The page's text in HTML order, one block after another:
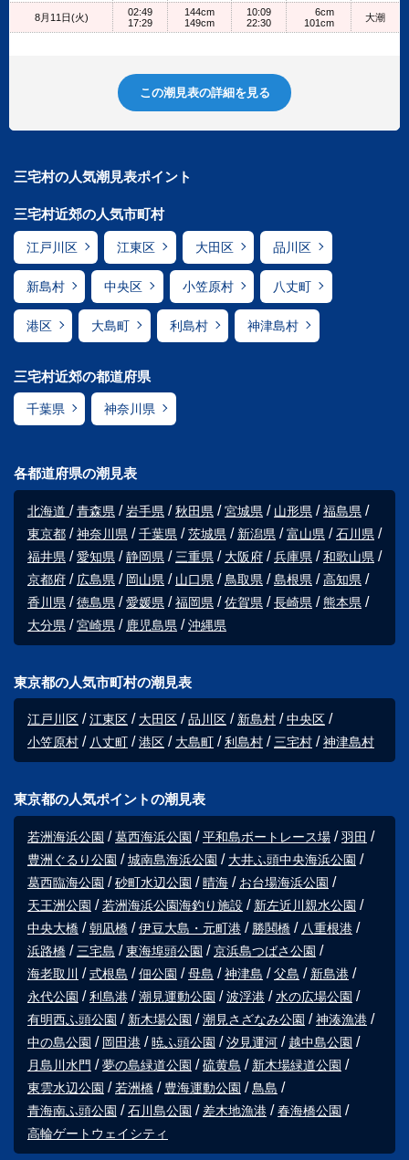
8月11日(火)
02:49
17:29
144cm
149cm
10:09
22:30
6cm
101cm
大潮
この潮見表の詳細を見る
三宅村の人気潮見表ポイント
三宅村近郊の人気市町村
江戸川区 江東区 大田区 品川区
新島村 中央区 小笠原村 八丈町
港区 大島町 利島村 神津島村
三宅村近郊の都道府県
千葉県 神奈川県
各都道府県の潮見表
北海道 青森県 岩手県 秋田県 宮城県 山形県
福島県
東京都
神奈川県 千葉県 茨城県 新潟県 富山県
石川県
福井県
愛知県 静岡県 三重県 大阪府 兵庫県
和歌山県
京都府
広島県 岡山県 山口県 鳥取県 島根県
高知県
香川県
徳島県 愛媛県 福岡県 佐賀県 長崎県
熊本県
大分県
宮崎県 鹿児島県 沖縄県
東京都の人気市町村の潮見表
江戸川区 江東区 大田区 品川区 新島村
中央区
小笠原村
八丈町 港区 大島町 利島村 三宅村 神津島村
東京都の人気ポイントの潮見表
若洲海浜公園 葛西海浜公園 平和島ボートレース場
羽田
豊洲ぐるり公園
城南島海浜公園
大井ふ頭中央海浜公園
葛西臨海公園
砂町水辺公園 晴海
お台場海浜公園
天王洲公園
若洲海浜公園海釣り施設
新左近川親水公園
中央大橋
朝凪橋 伊豆大島・元町港 勝鬨橋
八重根港
浜路橋
三宅島 東海埠頭公園
京浜島つばさ公園
海老取川
式根島 佃公園 母島 神津島 父島
新島港
永代公園
利島港 潮見運動公園 波浮港
水の広場公園
有明西ふ頭公園
新木場公園 潮見さざなみ公園
神湊漁港
中の島公園
岡田港 暁ふ頭公園 汐見運河
越中島公園
月島川水門
夢の島緑道公園 硫黄島
新木場緑道公園
東雲水辺公園
若洲橋 豊海運動公園
鳥島
青海南ふ頭公園
石川島公園 差木地漁港
春海橋公園
高輪ゲートウェイシティ